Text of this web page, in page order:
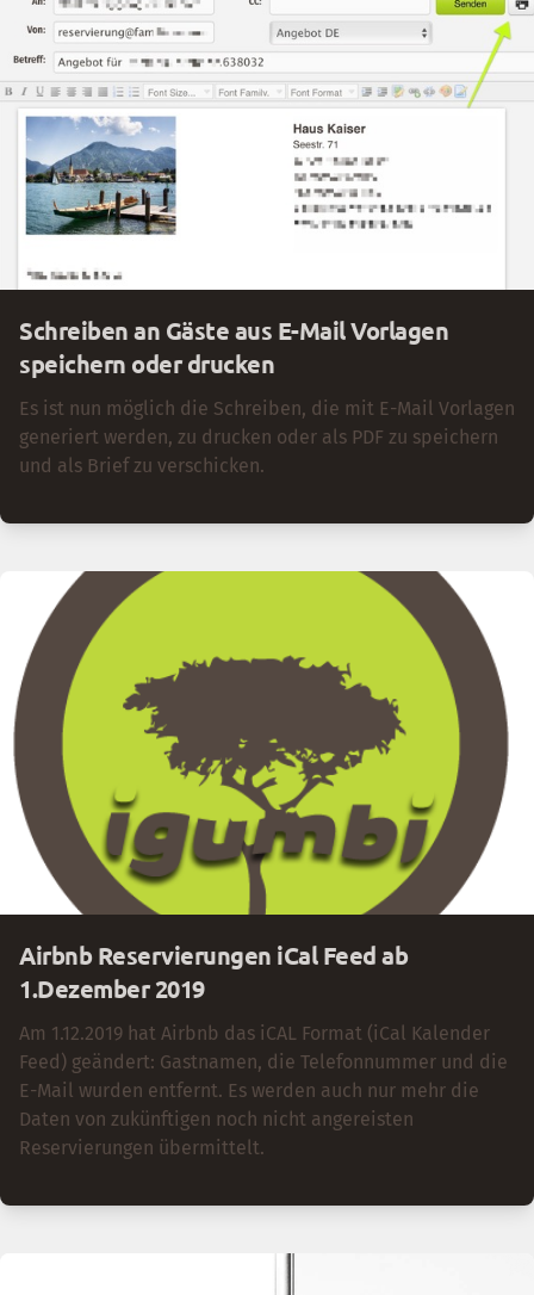
(/de/blog/corona-lockerungen-hotels) durchstarten zu
können, sind einige wichtige Schritte notwendig.
Schreiben an Gäste aus E-Mail Vorlagen
speichern oder drucken
Es ist nun möglich die Schreiben, die mit E-Mail Vorlagen
generiert werden, zu drucken oder als PDF zu speichern
und als Brief zu verschicken.
Airbnb Reservierungen iCal Feed ab
1.Dezember 2019
Am 1.12.2019 hat Airbnb das iCAL Format (iCal Kalender
Feed) geändert: Gastnamen, die Telefonnummer und die
E-Mail wurden entfernt. Es werden auch nur mehr die
Daten von zukünftigen noch nicht angereisten
Reservierungen übermittelt.